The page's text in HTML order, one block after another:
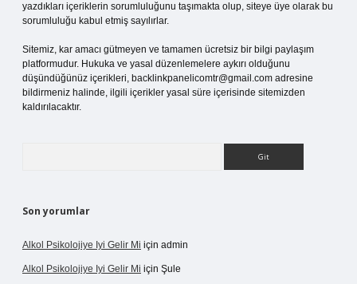
yazdıkları içeriklerin sorumluluğunu taşımakta olup, siteye üye olarak bu
sorumluluğu kabul etmiş sayılırlar.
Sitemiz, kar amacı gütmeyen ve tamamen ücretsiz bir bilgi paylaşım
platformudur. Hukuka ve yasal düzenlemelere aykırı olduğunu
düşündüğünüz içerikleri, backlinkpanelicomtr@gmail.com adresine
bildirmeniz halinde, ilgili içerikler yasal süre içerisinde sitemizden
kaldırılacaktır.
Son yorumlar
Alkol Psikolojiye Iyi Gelir Mi için admin
Alkol Psikolojiye Iyi Gelir Mi için Şule